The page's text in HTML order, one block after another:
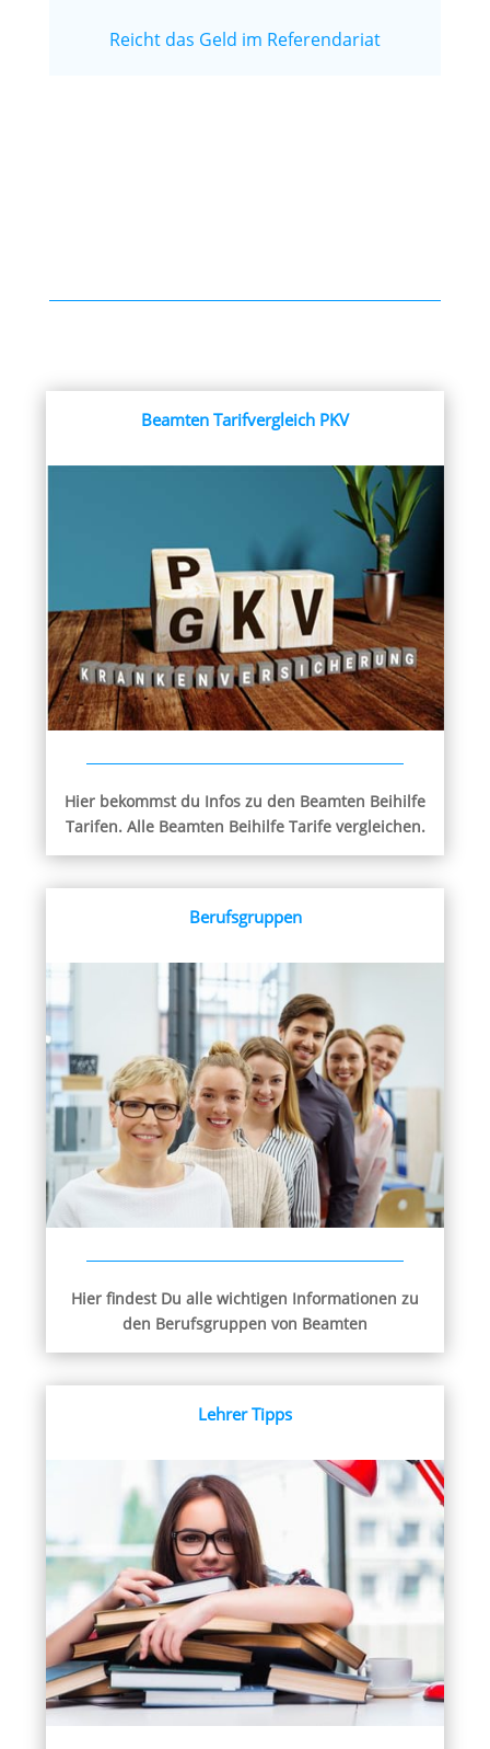
Reicht das Geld im Referendariat
Beamten Tarifvergleich PKV
Hier bekommst du Infos zu den Beamten Beihilfe
Tarifen. Alle Beamten Beihilfe Tarife vergleichen.
Berufsgruppen
Hier findest Du alle wichtigen Informationen zu
den Berufsgruppen von Beamten
Lehrer Tipps